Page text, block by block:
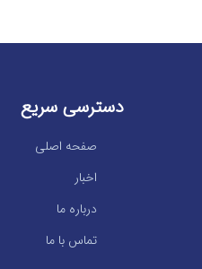
دسترسی سریع
صفحه اصلی
اخبار
درباره ما
تماس با ما